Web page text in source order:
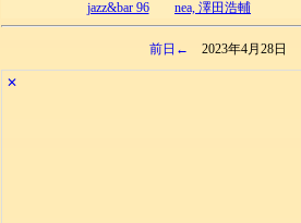
jazz&bar 96
nea, 澤田浩輔
前日← 2023年4月28日
✕